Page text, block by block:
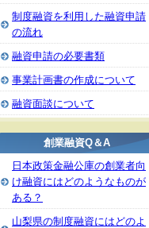
制度融資を利用した融資申請
の流れ
融資申請の必要書類
事業計画書の作成について
融資面談について
創業融資Q＆A
日本政策金融公庫の創業者向
け融資にはどのようなものが
ある？
山梨県の制度融資にはどのよ